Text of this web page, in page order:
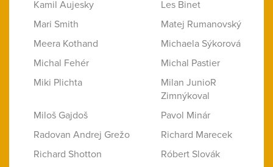
Kamil Aujesky
Les Binet
Mari Smith
Matej Rumanovský
Meera Kothand
Michaela Sýkorová
Michal Fehér
Michal Pastier
Miki Plichta
Milan JunioR
Zimnýkoval
Miloš Gajdoš
Pavol Minár
Radovan Andrej Grežo
Richard Marecek
Richard Shotton
Róbert Slovák